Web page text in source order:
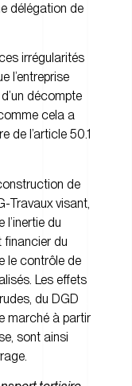
délégation de
irrégularités
l’entreprise
décompte
cela a
de l’article 50.1
de
Travaux visant,
l’inertie du
financier du
le contrôle de
Les effets
du DGD
marché à partir
sont ainsi